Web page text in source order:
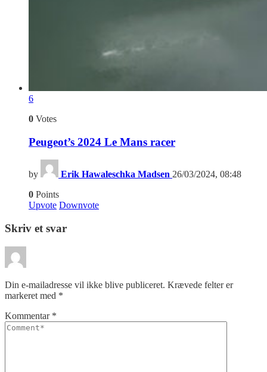
6
0 Votes
Peugeot’s 2024 Le Mans racer
by Erik Hawaleschka Madsen 26/03/2024, 08:48
0 Points
Upvote Downvote
Skriv et svar
Din e-mailadresse vil ikke blive publiceret. Krævede felter er
markeret med *
Kommentar *